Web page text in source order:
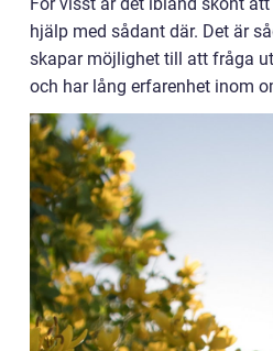
hjälp med sådant där. Det är
skapar möjlighet till att fråga
och har lång erfarenhet inom